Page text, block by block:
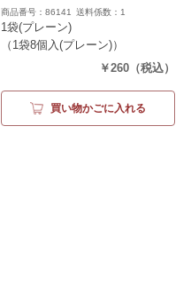
商品番号：86141 送料係数：1
1袋(プレーン)
（1袋8個入(プレーン)）
￥260 （税込）
買い物かごに入れる